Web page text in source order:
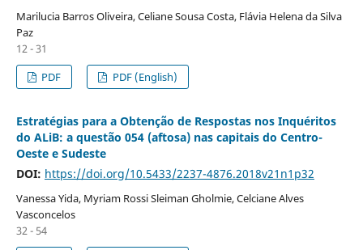
Marilucia Barros Oliveira, Celiane Sousa Costa, Flávia Helena da Silva
Paz
12 - 31
PDF
PDF (English)
Estratégias para a Obtenção de Respostas nos Inquéritos
do ALiB: a questão 054 (aftosa) nas capitais do Centro-
Oeste e Sudeste
DOI: https://doi.org/10.5433/2237-4876.2018v21n1p32
Vanessa Yida, Myriam Rossi Sleiman Gholmie, Celciane Alves
Vasconcelos
32 - 54